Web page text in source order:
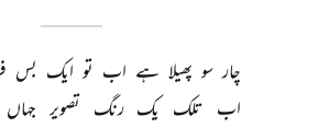
چار سو پھیلا ہے اب تو ایک بس
اب تلک یک رنگ تصویر جہاں